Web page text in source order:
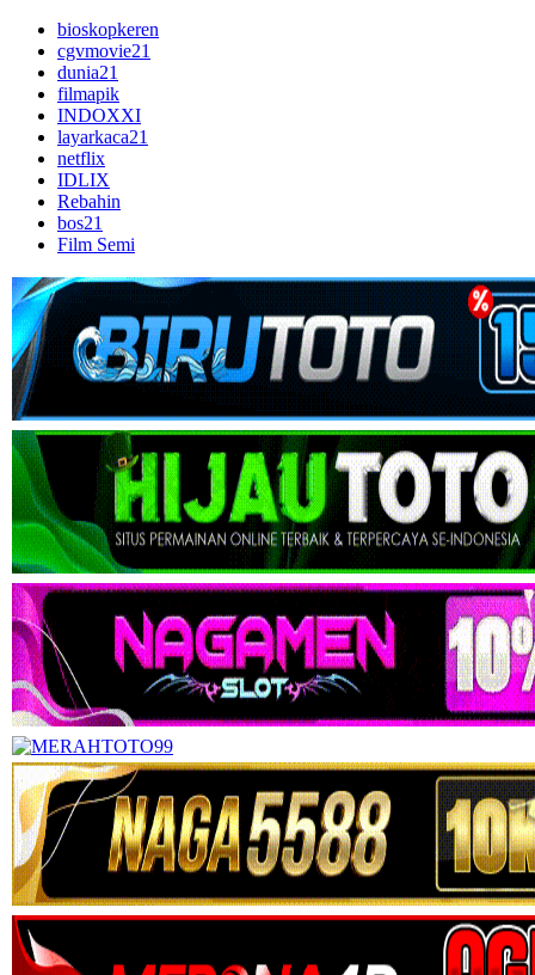
bioskopkeren
cgvmovie21
dunia21
filmapik
INDOXXI
layarkaca21
netflix
IDLIX
Rebahin
bos21
Film Semi